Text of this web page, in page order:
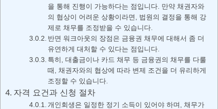
을 통해 진행이 가능하다는 점입니다. 만약 채권자와
의 협상이 어려운 상황이라면, 법원의 결정을 통해 강
제로 채무를 조정받을 수 있습니다.
반면 워크아웃의 장점은 금융권 채무에 대해서 좀 더
유연하게 대처할 수 있다는 점입니다.
특히, 대출금이나 카드 채무 등 금융권의 채무를 다룰
때, 채권자와의 협상에 따라 변제 조건을 더 유리하게
조정할 수 있습니다.
자격 요건과 신청 절차
개인회생은 일정한 정기 소득이 있어야 하며, 채무가